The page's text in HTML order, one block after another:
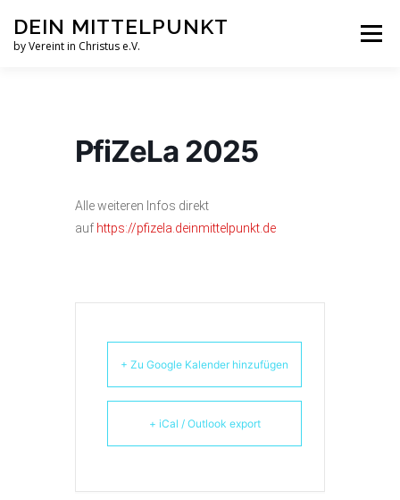
Inhalt
springen
DEIN MITTELPUNKT
by Vereint in Christus e.V.
Menü
GOTTESDIENST MAL ANDERS AUFNAHMEN
VEREINT IN CHRISTUS E.V. JESUS FAQS
PfiZeLa 2025
Alle weiteren Infos direkt
auf https://pfizela.deinmittelpunkt.de
+ Zu Google Kalender hinzufügen
+ iCal / Outlook export